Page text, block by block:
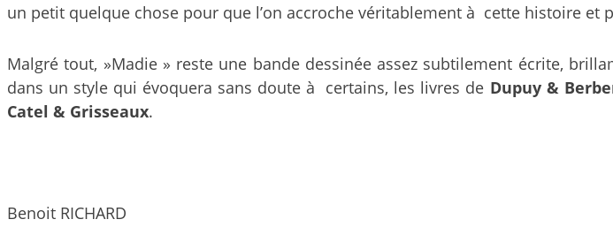
un petit quelque chose pour que l’on accroche véritablement à cette histoire et
Malgré tout, »Madie » reste une bande dessinée assez subtilement écrite,
dans un style qui évoquera sans doute à certains, les livres de Dupuy &
Catel & Grisseaux.
Benoit RICHARD